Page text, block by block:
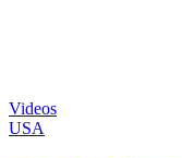
Videos
USA